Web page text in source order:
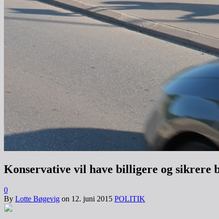
Konservative vil have billigere og sikrere
0
By Lotte Bøgevig on 12. juni 2015 POLITIK